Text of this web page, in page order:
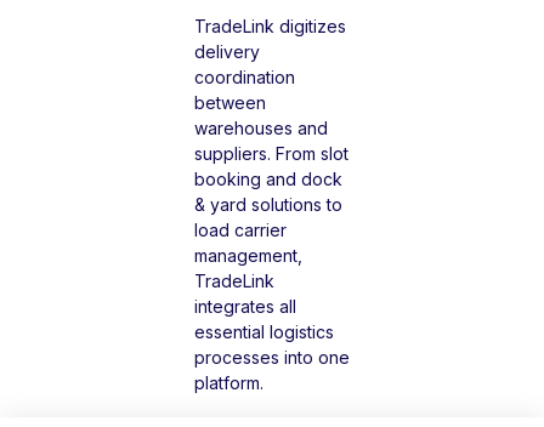
TradeLink digitizes
delivery
coordination
between
warehouses and
suppliers. From slot
booking and dock
& yard solutions to
load carrier
management,
TradeLink
integrates all
essential logistics
processes into one
platform.